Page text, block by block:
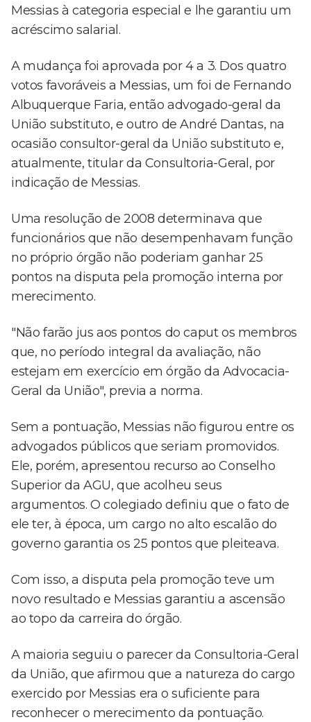
Messias à categoria especial e lhe garantiu um
acréscimo salarial.
A mudança foi aprovada por 4 a 3. Dos quatro
votos favoráveis a Messias, um foi de Fernando
Albuquerque Faria, então advogado-geral da
União substituto, e outro de André Dantas, na
ocasião consultor-geral da União substituto e,
atualmente, titular da Consultoria-Geral, por
indicação de Messias.
Uma resolução de 2008 determinava que
funcionários que não desempenhavam função
no próprio órgão não poderiam ganhar 25
pontos na disputa pela promoção interna por
merecimento.
"Não farão jus aos pontos do caput os membros
que, no período integral da avaliação, não
estejam em exercício em órgão da Advocacia-
Geral da União", previa a norma.
Sem a pontuação, Messias não figurou entre os
advogados públicos que seriam promovidos.
Ele, porém, apresentou recurso ao Conselho
Superior da AGU, que acolheu seus
argumentos. O colegiado definiu que o fato de
ele ter, à época, um cargo no alto escalão do
governo garantia os 25 pontos que pleiteava.
Com isso, a disputa pela promoção teve um
novo resultado e Messias garantiu a ascensão
ao topo da carreira do órgão.
A maioria seguiu o parecer da Consultoria-Geral
da União, que afirmou que a natureza do cargo
exercido por Messias era o suficiente para
reconhecer o merecimento da pontuação.